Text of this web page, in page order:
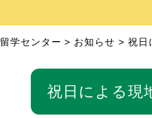
学センター > お知らせ >祝日
祝日による現